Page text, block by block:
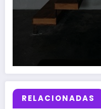
RELACIONADAS